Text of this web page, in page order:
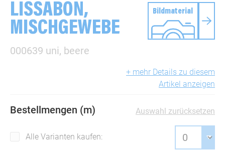
LISSABON,
MISCHGEWEBE
000639 uni, beere
Bildmaterial
+ mehr Details zu diesem
Artikel anzeigen
Bestellmengen (m) Auswahl zurücksetzen
Alle Varianten kaufen: